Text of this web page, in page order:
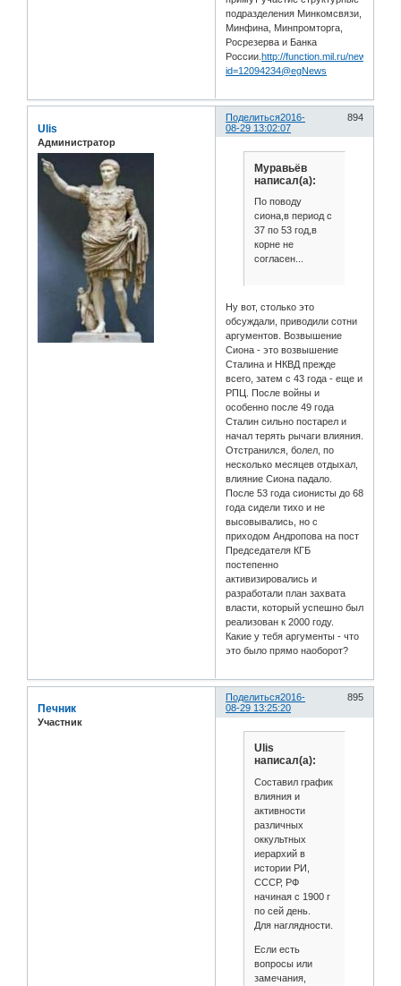
подразделения Минкомсвязи,
Минфина, Минпромторга,
Росрезерва и Банка
России.http://function.mil.ru/
id=12094234@egNews
Поделиться 894
2016-
08-29 13:02:07
Ulis
Администратор
Муравьёв
написал(а):
По поводу
сиона,в период с
37 по 53 год,в
корне не
согласен...
Ну вот, столько это
обсуждали, приводили сотни
аргументов. Возвышение
Сиона - это возвышение
Сталина и НКВД прежде
всего, затем с 43 года - еще и
РПЦ. После войны и
особенно после 49 года
Сталин сильно постарел и
начал терять рычаги влияния.
Отстранился, болел, по
несколько месяцев отдыхал,
влияние Сиона падало.
После 53 года сионисты до 68
года сидели тихо и не
высовывались, но с
приходом Андропова на пост
Председателя КГБ
постепенно
активизировались и
разработали план захвата
власти, который успешно был
реализован к 2000 году.
Какие у тебя аргументы - что
это было прямо наоборот?
Поделиться 895
2016-
08-29 13:25:20
Печник
Участник
Ulis
написал(а):
Составил график
влияния и
активности
различных
оккультных
иерархий в
истории РИ,
СССР, РФ
начиная с 1900 г
по сей день.
Для наглядности.
Если есть
вопросы или
замечания,